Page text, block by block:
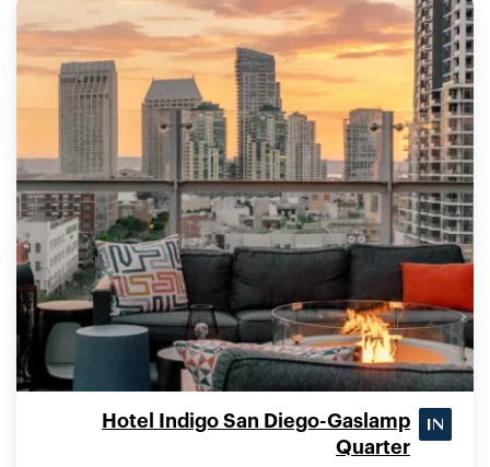
Hotel Indigo San Diego-Gaslamp
Quarter